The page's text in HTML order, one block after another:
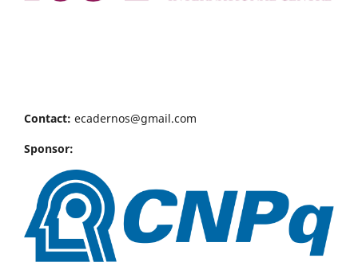
Contact: ecadernos@gmail.com
Sponsor: